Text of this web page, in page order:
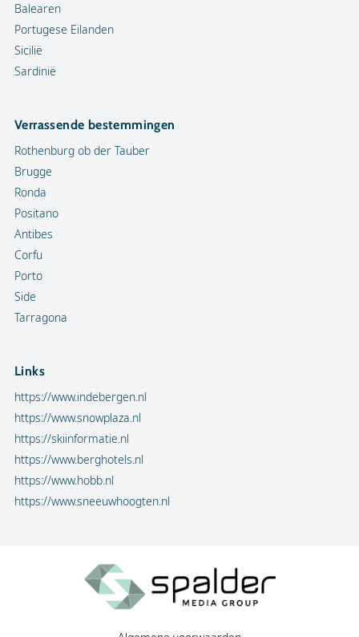
Balearen
Portugese Eilanden
Sicilië
Sardinië
Verrassende bestemmingen
Rothenburg ob der Tauber
Brugge
Ronda
Positano
Antibes
Corfu
Porto
Side
Tarragona
Links
https://www.indebergen.nl
https://www.snowplaza.nl
https://skiinformatie.nl
https://www.berghotels.nl
https://www.hobb.nl
https://www.sneeuwhoogten.nl